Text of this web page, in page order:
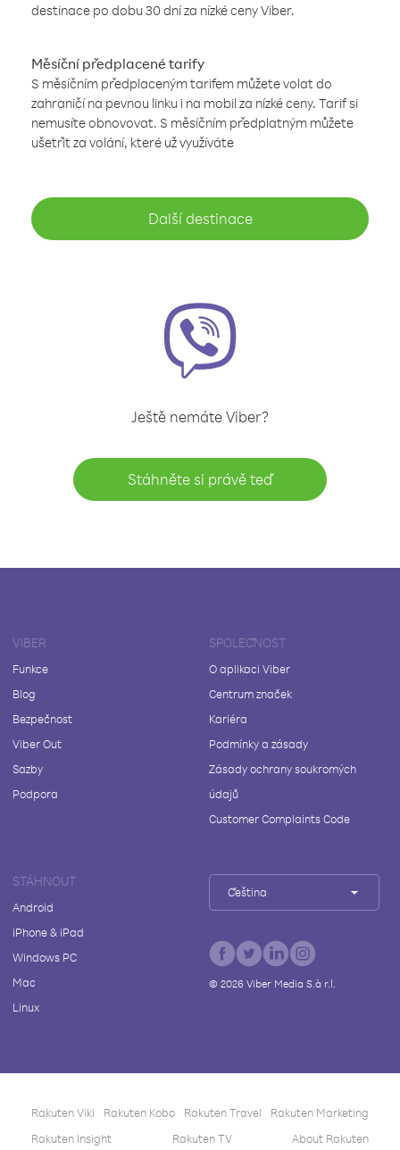
destinace po dobu 30 dní za nízké ceny Viber.
Měsíční předplacené tarify
S měsíčním předplaceným tarifem můžete volat do
zahraničí na pevnou linku i na mobil za nízké ceny. Tarif si
nemusíte obnovovat. S měsíčním předplatným můžete
ušetřit za volání, které už využíváte
Další destinace
Ještě nemáte Viber?
Stáhněte si právě teď
VIBER
Funkce
Blog
Bezpečnost
Viber Out
Sazby
Podpora
SPOLEČNOST
O aplikaci Viber
Centrum značek
Kariéra
Podmínky a zásady
Zásady ochrany soukromých
údajů
Customer Complaints Code
STÁHNOUT
Android
iPhone & iPad
Windows PC
Mac
Linux
Čeština
© 2026Viber Media S.à r.l.
Rakuten Viki Rakuten Kobo Rakuten Travel
Rakuten Marketing
Rakuten Insight
Rakuten TV About Rakuten